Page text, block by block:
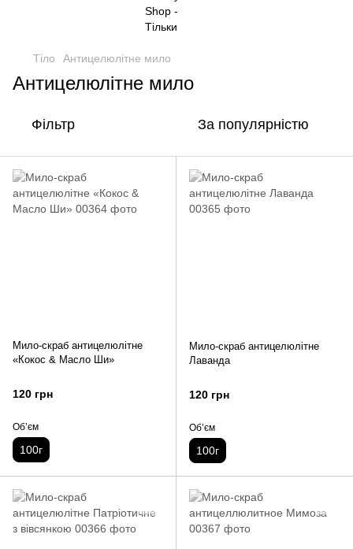
Тіло Антицелюлітне мило
Антицелюлітне мило
Фільтр За популярністю
Мило-скраб антицелюлітне
«Кокос & Масло Ши»
120 грн
Обʼєм
100г
Мило-скраб антицелюлітне
Лаванда
120 грн
Обʼєм
100г